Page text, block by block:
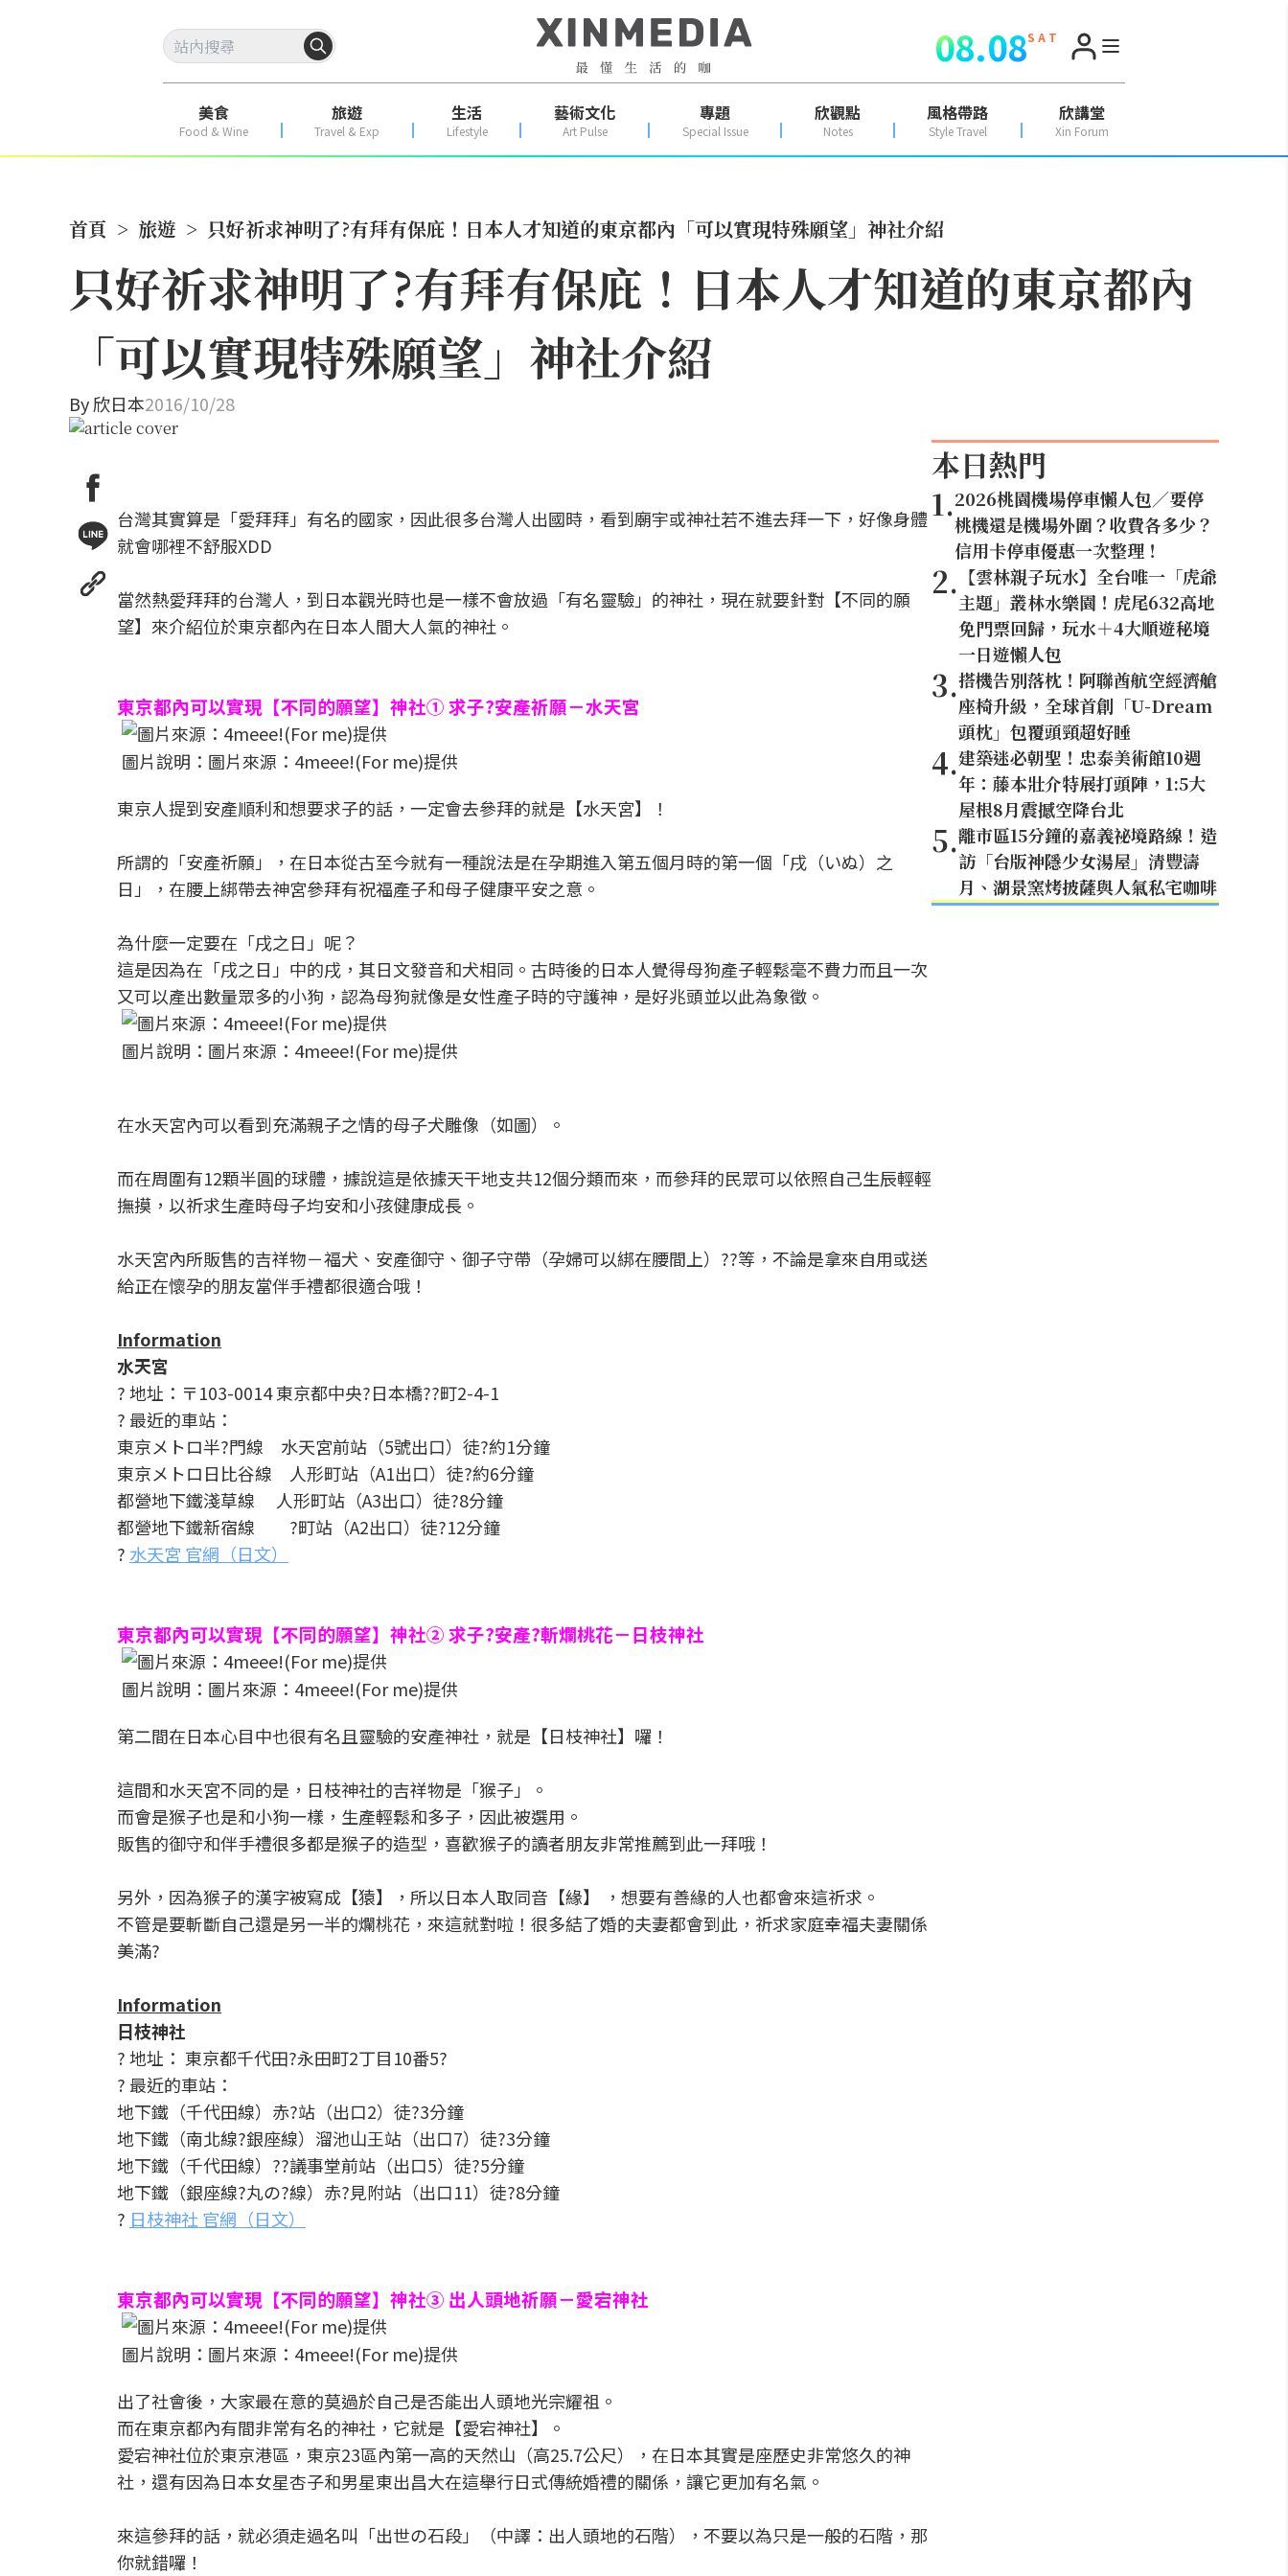
08.08S A T
美食
Food & Wine
旅遊
Travel & Exp
生活
Lifestyle
藝術文化
Art Pulse
專題
Special Issue
欣觀點
Notes
風格帶路
Style Travel
欣講堂
Xin Forum
首頁 > 旅遊 > 只好祈求神明了?有拜有保庇！日本人才知道的東京都內「可以實現特殊願望」神社介紹
只好祈求神明了?有拜有保庇！日本人才知道的東京都內
「可以實現特殊願望」神社介紹
By欣日本2016/10/28
台灣其實算是「愛拜拜」有名的國家，因此很多台灣人出國時，看到廟宇或神社若不進去拜一下，好像身體
就會哪裡不舒服XDD
當然熱愛拜拜的台灣人，到日本觀光時也是一樣不會放過「有名靈驗」的神社，現在就要針對【不同的願
望】來介紹位於東京都內在日本人間大人氣的神社。
東京都內可以實現【不同的願望】神社① 求子?安產祈願－水天宮
圖片說明：圖片來源：4meee!(For me)提供
東京人提到安產順利和想要求子的話，一定會去參拜的就是【水天宮】！
所謂的「安產祈願」，在日本從古至今就有一種說法是在孕期進入第五個月時的第一個「戌（いぬ）之
日」，在腰上綁帶去神宮參拜有祝福產子和母子健康平安之意。
為什麼一定要在「戌之日」呢？
這是因為在「戌之日」中的戌，其日文發音和犬相同。古時後的日本人覺得母狗產子輕鬆毫不費力而且一次
又可以產出數量眾多的小狗，認為母狗就像是女性產子時的守護神，是好兆頭並以此為象徵。
圖片說明：圖片來源：4meee!(For me)提供
在水天宮內可以看到充滿親子之情的母子犬雕像（如圖）。
而在周圍有12顆半圓的球體，據說這是依據天干地支共12個分類而來，而參拜的民眾可以依照自己生辰輕輕
撫摸，以祈求生產時母子均安和小孩健康成長。
水天宮內所販售的吉祥物－福犬、安產御守、御子守帶（孕婦可以綁在腰間上）??等，不論是拿來自用或送
給正在懷孕的朋友當伴手禮都很適合哦！
Information
水天宮
? 地址：〒103-0014 東京都中央?日本橋??町2-4-1
? 最近的車站：
東京メトロ半?門線 水天宮前站（5號出口）徒?約1分鐘
東京メトロ日比谷線 人形町站（A1出口）徒?約6分鐘
都營地下鐵淺草線 人形町站（A3出口）徒?8分鐘
都營地下鐵新宿線 ?町站（A2出口）徒?12分鐘
? 水天宮 官網（日文）
東京都內可以實現【不同的願望】神社② 求子?安產?斬爛桃花－日枝神社
圖片說明：圖片來源：4meee!(For me)提供
第二間在日本心目中也很有名且靈驗的安產神社，就是【日枝神社】囉！
這間和水天宮不同的是，日枝神社的吉祥物是「猴子」。
而會是猴子也是和小狗一樣，生產輕鬆和多子，因此被選用。
販售的御守和伴手禮很多都是猴子的造型，喜歡猴子的讀者朋友非常推薦到此一拜哦！
另外，因為猴子的漢字被寫成【猿】，所以日本人取同音【緣】 ，想要有善緣的人也都會來這祈求。
不管是要斬斷自己還是另一半的爛桃花，來這就對啦！很多結了婚的夫妻都會到此，祈求家庭幸福夫妻關係
美滿?
Information
日枝神社
? 地址： 東京都千代田?永田町2丁目10番5?
? 最近的車站：
地下鐵（千代田線）赤?站（出口2）徒?3分鐘
地下鐵（南北線?銀座線）溜池山王站（出口7）徒?3分鐘
地下鐵（千代田線）??議事堂前站（出口5）徒?5分鐘
地下鐵（銀座線?丸の?線）赤?見附站（出口11）徒?8分鐘
? 日枝神社 官網（日文）
東京都內可以實現【不同的願望】神社③ 出人頭地祈願－愛宕神社
圖片說明：圖片來源：4meee!(For me)提供
出了社會後，大家最在意的莫過於自己是否能出人頭地光宗耀祖。
而在東京都內有間非常有名的神社，它就是【愛宕神社】。
愛宕神社位於東京港區，東京23區內第一高的天然山（高25.7公尺），在日本其實是座歷史非常悠久的神
社，還有因為日本女星杏子和男星東出昌大在這舉行日式傳統婚禮的關係，讓它更加有名氣。
來這參拜的話，就必須走過名叫「出世の石段」（中譯：出人頭地的石階），不要以為只是一般的石階，那
你就錯囉！
本日熱門
1.2026桃園機場停車懶人包／要停
桃機還是機場外圍？收費各多少？
信用卡停車優惠一次整理！
2. 【雲林親子玩水】全台唯一「虎爺
主題」叢林水樂園！虎尾632高地
免門票回歸，玩水＋4大順遊秘境
一日遊懶人包
3.搭機告別落枕！阿聯酋航空經濟艙
座椅升級，全球首創「U-Dream
頭枕」包覆頭頸超好睡
4.建築迷必朝聖！忠泰美術館10週
年：藤本壯介特展打頭陣，1:5大
屋根8月震撼空降台北
5.離市區15分鐘的嘉義祕境路線！造
訪「台版神隱少女湯屋」清豐濤
月、湖景窯烤披薩與人氣私宅咖啡